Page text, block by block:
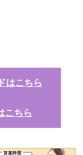
はこちら
こちら